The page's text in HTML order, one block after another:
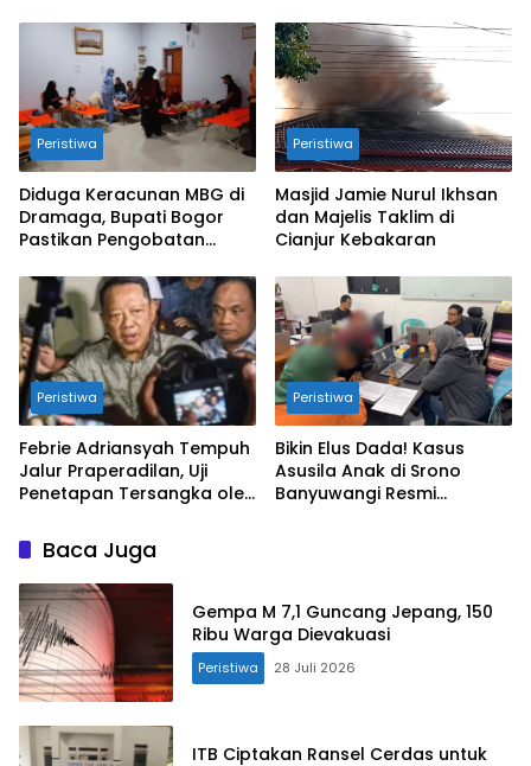
Peristiwa
Diduga Keracunan MBG di
Dramaga, Bupati Bogor
Pastikan Pengobatan
Peristiwa
Masjid Jamie Nurul Ikhsan
dan Majelis Taklim di
Cianjur Kebakaran
Peristiwa
Febrie Adriansyah Tempuh
Jalur Praperadilan, Uji
Penetapan Tersangka oleh
Peristiwa
Bikin Elus Dada! Kasus
Asusila Anak di Srono
Banyuwangi Resmi
Baca Juga
Gempa M 7,1 Guncang Jepang, 150
Ribu Warga Dievakuasi
Peristiwa 28 Juli 2026
ITB Ciptakan Ransel Cerdas untuk